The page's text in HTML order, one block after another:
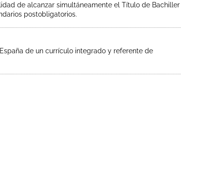
de alcanzar simultáneamente el Título de Bachiller
postobligatorios.
de un currículo integrado y referente de